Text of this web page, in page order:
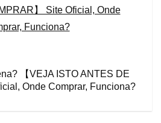
【VEJA ISTO ANTES DE
Onde Comprar, Funciona?